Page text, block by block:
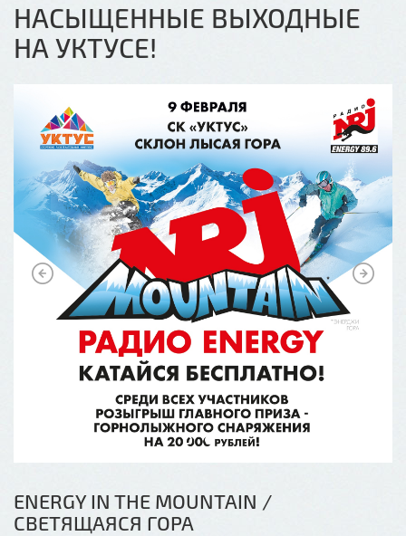
НАСЫЩЕННЫЕ ВЫХОДНЫЕ
НА УКТУСЕ!
ENERGY IN THE MOUNTAIN /
СВЕТЯЩАЯСЯ ГОРА